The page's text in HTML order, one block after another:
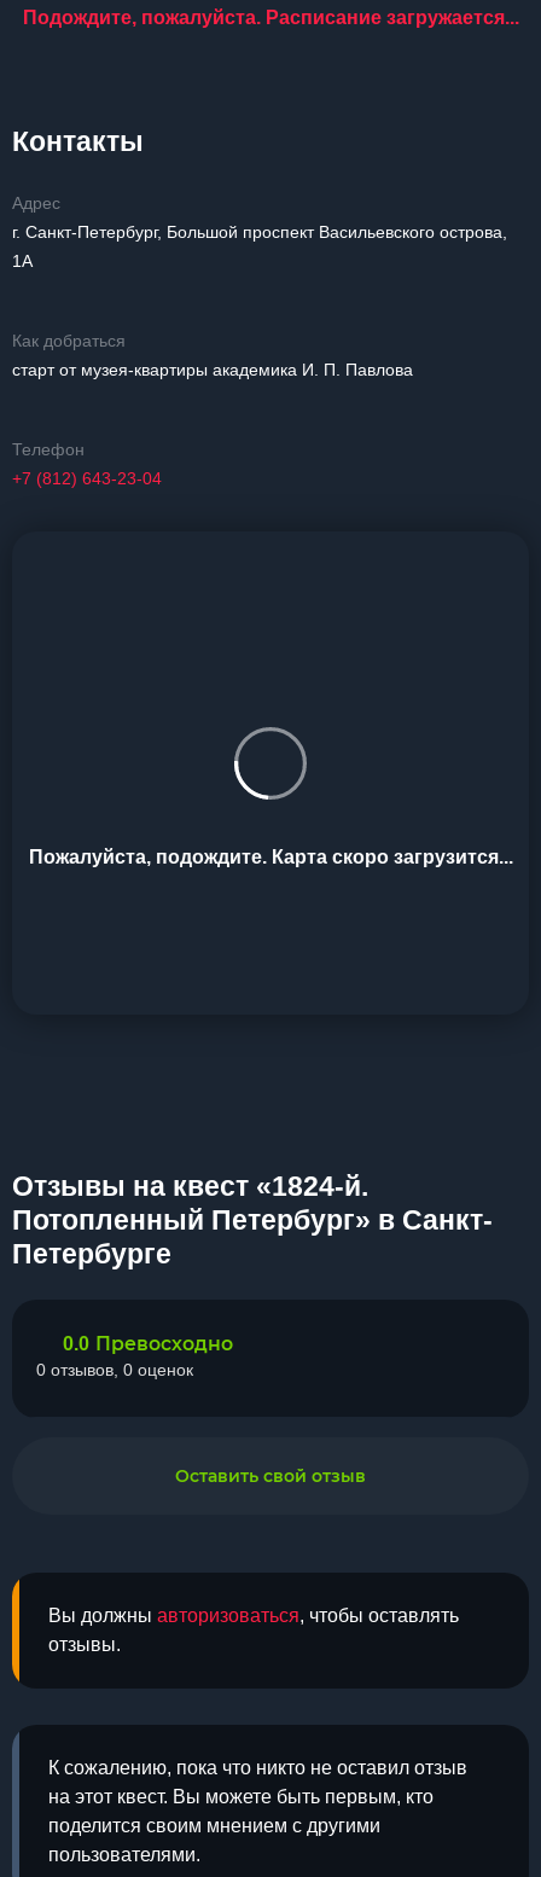
Подождите, пожалуйста. Расписание загружается...
Контакты
Адрес
г. Санкт-Петербург, Большой проспект Васильевского острова,
1А
Как добраться
старт от музея-квартиры академика И. П. Павлова
Телефон
+7 (812) 643-23-04
Пожалуйста, подождите. Карта скоро загрузится...
Отзывы на квест «1824-й.
Потопленный Петербург» в Санкт-
Петербурге
Вы должны авторизоваться, чтобы оставлять
отзывы.
К сожалению, пока что никто не оставил отзыв
на этот квест. Вы можете быть первым, кто
поделится своим мнением с другими
пользователями.
0.0 Превосходно
0 отзывов, 0 оценок
Оставить свой отзыв